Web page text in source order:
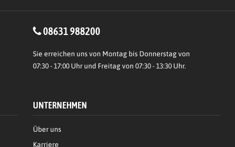
08631 988200
Sie erreichen uns von Montag bis Donnerstag von
07:30 - 17:00 Uhr und Freitag von 07:30 - 13:30 Uhr.
UNTERNEHMEN
Über uns
Karriere